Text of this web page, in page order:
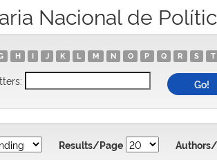
Nacional de
H J K L M N O P Q R S T
Results/Page